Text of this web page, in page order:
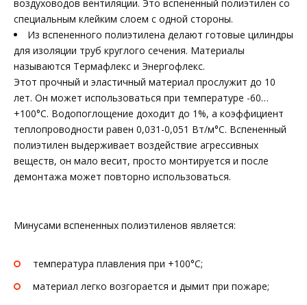
воздуховодов вентиляции. Это вспененный полиэтилен со
специальным клейким слоем с одной стороны.
Из вспененного полиэтилена делают готовые цилиндры
для изоляции труб круглого сечения. Материалы
называются Термафлекс и Энергофлекс.
Этот прочный и эластичный материал прослужит до 10
лет. Он может использоваться при температуре -60…
+100°С. Водопоглощение доходит до 1%, а коэффициент
теплопроводности равен 0,031-0,051 Вт/м°С. Вспененный
полиэтилен выдерживает воздействие агрессивных
веществ, он мало весит, просто монтируется и после
демонтажа может повторно использоваться.
Минусами вспененных полиэтиленов является:
температура плавления при +100°С;
материал легко возгорается и дымит при пожаре;